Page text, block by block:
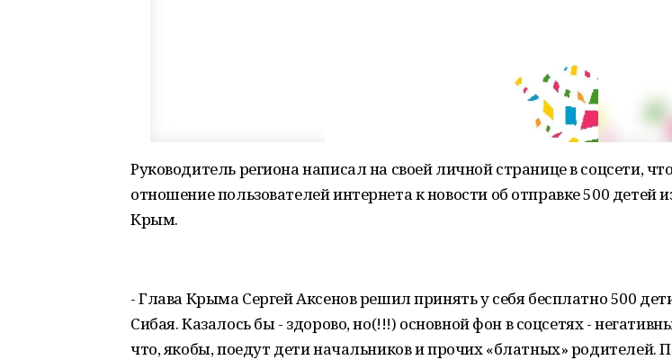
Руководитель региона написал на своей личной странице в соцсети,
отношение пользователей интернета к новости об отправке 500 детей
Крым.
- Глава Крыма Сергей Аксенов решил принять у себя бесплатно 500
Сибая. Казалось бы - здорово, но(!!!) основной фон в соцсетях -
что, якобы, поедут дети начальников и прочих «блатных» родителей.